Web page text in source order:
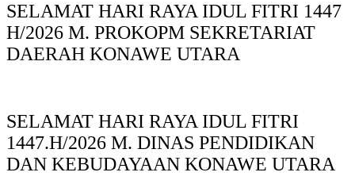
SELAMAT HARI RAYA IDUL FITRI 1447
H/2026 M. PROKOPM SEKRETARIAT
DAERAH KONAWE UTARA
SELAMAT HARI RAYA IDUL FITRI
1447.H/2026 M. DINAS PENDIDIKAN
DAN KEBUDAYAAN KONAWE UTARA